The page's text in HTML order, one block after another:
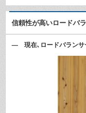
信頼性が高いロードバ
— 現在､ロードバランサ